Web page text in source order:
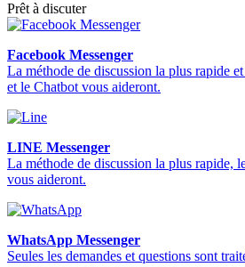
Prêt à discuter
Facebook Messenger
La méthode de discussion la plus rapide
et le Chatbot vous aideront.
LINE Messenger
La méthode de discussion la plus rapide,
vous aideront.
WhatsApp Messenger
Seules les demandes et questions sont